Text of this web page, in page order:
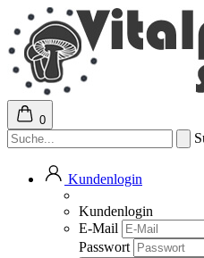
0
Kundenlogin
Kundenlogin
E-Mail
Passwort